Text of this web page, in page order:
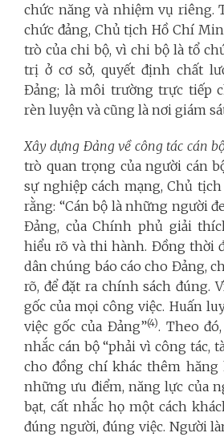
chức năng và nhiệm vụ riêng.
chức đảng, Chủ tịch Hồ Chí
trò của chi bộ, vì chi bộ là tổ
trị ở cơ sở, quyết định chất
Đảng; là môi trường trực tiếp
rèn luyện và cũng là nơi giám
Xây dựng Đảng về công tác cán
trò quan trọng của người cán
sự nghiệp cách mạng, Chủ
rằng: “Cán bộ là những người
Đảng, của Chính phủ giải
hiểu rõ và thi hành. Đồng thời
dân chúng báo cáo cho Đảng,
rõ, để đặt ra chính sách đúng.
gốc của mọi công việc. Huấn
việc gốc của Đảng”(4). Theo
nhắc cán bộ “phải vì công tác,
cho đồng chí khác thêm hăng
những ưu điểm, năng lực của
bạt, cất nhắc họ một cách
đúng người, đúng việc. Người